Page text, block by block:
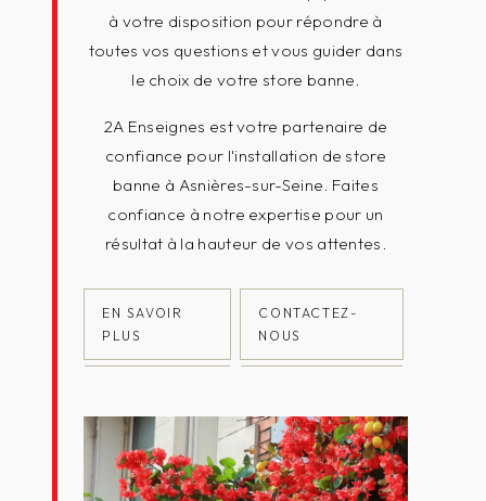
à votre disposition pour répondre à
toutes vos questions et vous guider dans
le choix de votre store banne.
2A Enseignes est votre partenaire de
confiance pour l'installation de store
banne à Asnières-sur-Seine. Faites
confiance à notre expertise pour un
résultat à la hauteur de vos attentes.
EN SAVOIR
PLUS
CONTACTEZ-
NOUS